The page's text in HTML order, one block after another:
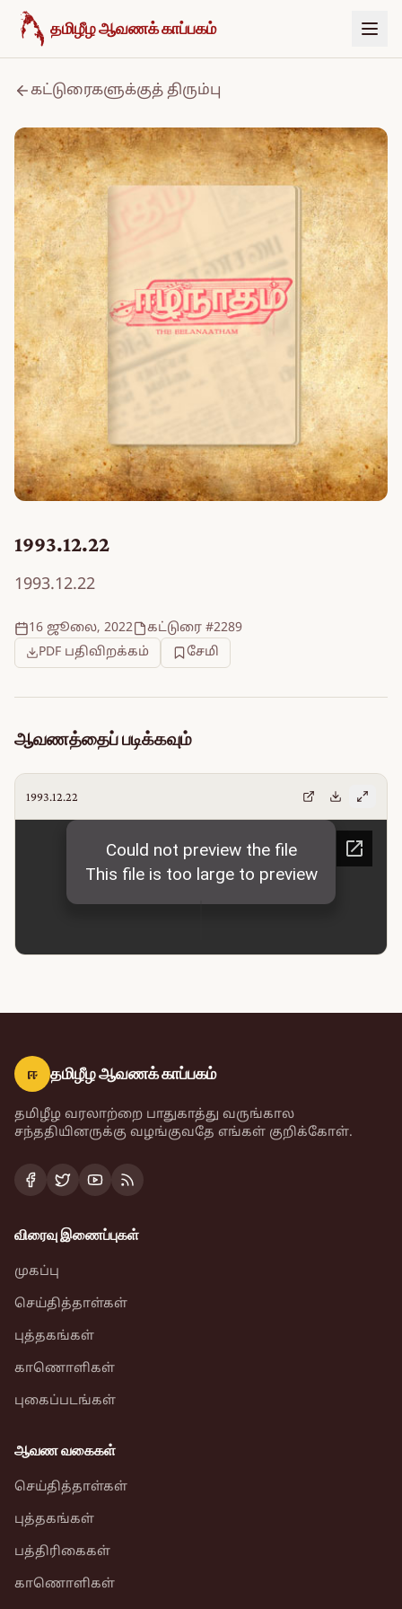
உள்ளடக்கத்திற்குச் செல்க
தமிழீழ ஆவணக் காப்பகம்
கட்டுரைகளுக்குத் திரும்பு
1993.12.22
1993.12.22
16 ஜூலை, 2022
கட்டுரை #2289
PDF பதிவிறக்கம்
சேமி
ஆவணத்தைப் படிக்கவும்
1993.12.22
ஈ தமிழீழ ஆவணக் காப்பகம்
தமிழீழ வரலாற்றை பாதுகாத்து வருங்கால
சந்ததியினருக்கு வழங்குவதே எங்கள் குறிக்கோள்.
விரைவு இணைப்புகள்
முகப்பு
செய்தித்தாள்கள்
புத்தகங்கள்
காணொளிகள்
புகைப்படங்கள்
ஆவண வகைகள்
செய்தித்தாள்கள்
புத்தகங்கள்
பத்திரிகைகள்
காணொளிகள்